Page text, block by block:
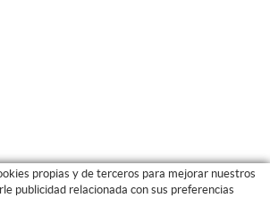
propias y de terceros para mejorar nuestros
publicidad relacionada con sus preferencias